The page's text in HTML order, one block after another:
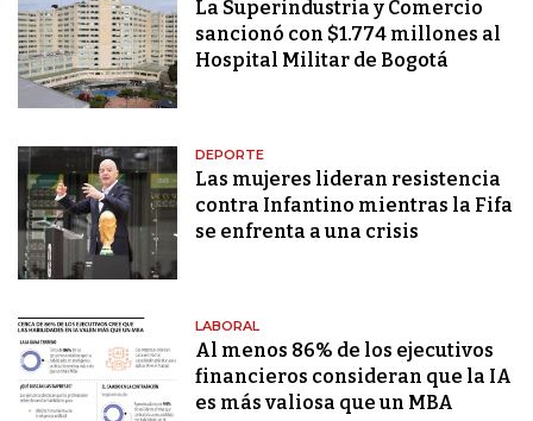
La Superindustria y Comercio
sancionó con $1.774 millones al
Hospital Militar de Bogotá
DEPORTE
Las mujeres lideran resistencia
contra Infantino mientras la Fifa
se enfrenta a una crisis
LABORAL
Al menos 86% de los ejecutivos
financieros consideran que la IA
es más valiosa que un MBA